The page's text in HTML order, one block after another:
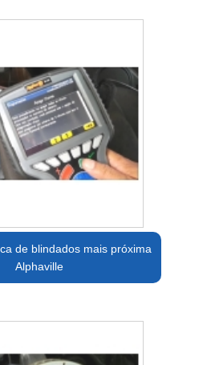
de blindados mais próxima
Alphaville